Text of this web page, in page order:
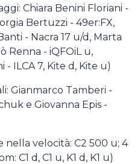
Chiara Benini Floriani -
Bertuzzi - 49er:FX,
- Nacra 17 u/d, Marta
Renna - iQFOiL u,
ILCA 7, Kite d, Kite u)
Gianmarco Tamberi -
e Giovanna Epis -
nella velocità: C2 500 u; 4
C1 d, C1 u, K1 d, K1 u)